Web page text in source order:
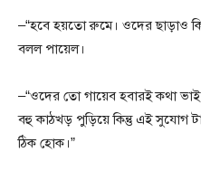
–“হবে হয়তো রুমে। ওদের ছাড়াও
বলল পায়েল।
–“ওদের তো গায়েব হবারই কথা
বহু কাঠখড় পুড়িয়ে কিন্তু এই সুযোগ
ঠিক হোক।”